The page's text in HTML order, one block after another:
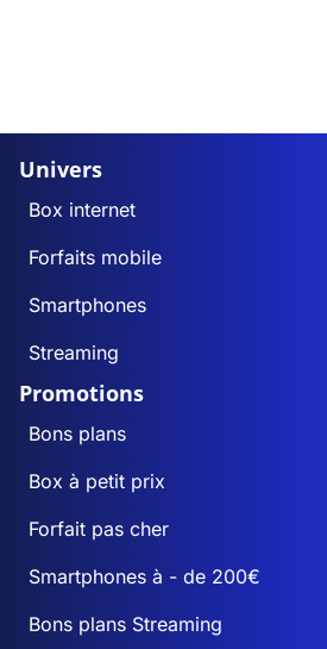
Univers
Box internet
Forfaits mobile
Smartphones
Streaming
Promotions
Bons plans
Box à petit prix
Forfait pas cher
Smartphones à - de 200€
Bons plans Streaming